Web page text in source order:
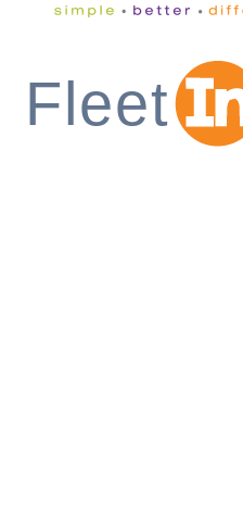
Fleet